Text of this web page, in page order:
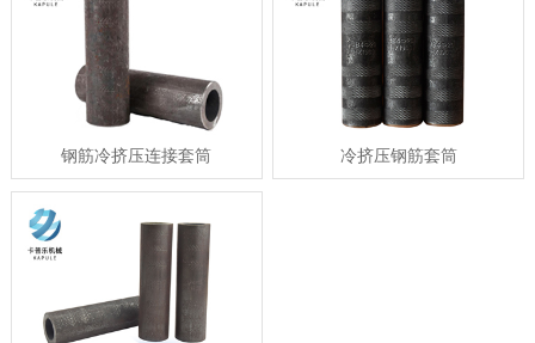
钢筋冷挤压连接套筒 冷挤压钢筋套筒